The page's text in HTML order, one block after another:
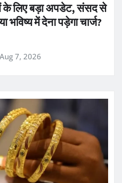
के लिए बड़ा अपडेट, संसद से
में देना पड़ेगा चार्ज?
Aug 7, 2026